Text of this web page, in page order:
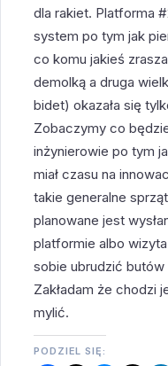
dla rakiet. Platforma
system po tym jak
co komu jakieś
demolką a druga
bidet) okazała się
Zobaczymy co
inżynierowie po tym
miał czasu na
takie generalne
planowane jest
platformie albo
sobie ubrudzić
Zakładam że chodzi
mylić.
PODZIEL SIĘ: